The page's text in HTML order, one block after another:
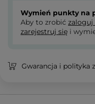
Wymień punkty na
Aby to zrobić zaloguj
zarejestruj się i
Gwarancja i polityka